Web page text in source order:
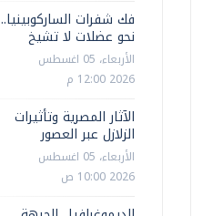
فك شفرات الساركوبينيا..
نحو عضلات لا تشيخ
الأربعاء، 05 اغسطس
2026 12:00 م
الآثار المصرية وتأثيرات
الزلازل عبر العصور
الأربعاء، 05 اغسطس
2026 10:00 ص